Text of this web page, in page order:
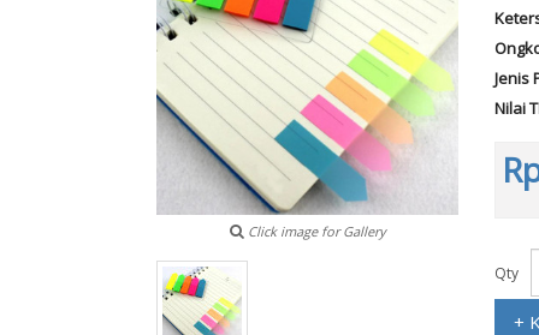
Click image for Gallery
Jenis
Nilai
Qty
+